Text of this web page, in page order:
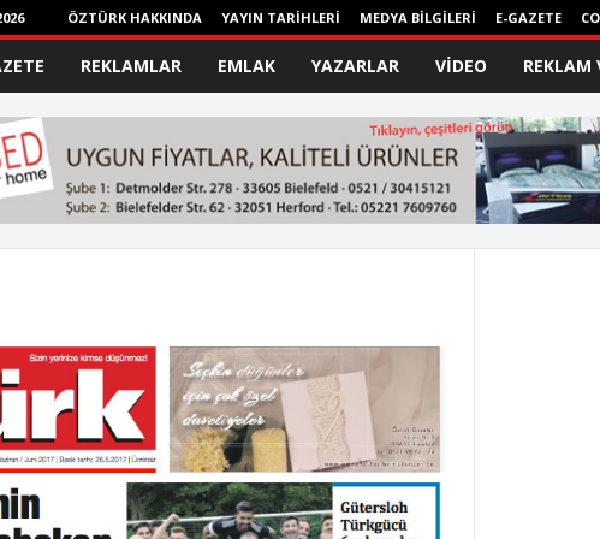
ÖZTÜRK HAKKINDA YAYIN TARİHLERİ MEDYA BİLGİLERİ E-GAZETE
REKLAMLAR EMLAK YAZARLAR VİDEO REKLAM